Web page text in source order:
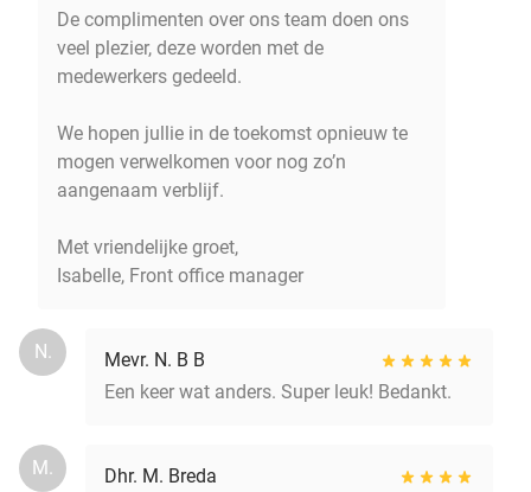
De complimenten over ons team doen ons
veel plezier, deze worden met de
medewerkers gedeeld.
We hopen jullie in de toekomst opnieuw te
mogen verwelkomen voor nog zo’n
aangenaam verblijf.
Met vriendelijke groet,
Isabelle, Front office manager
N.
Mevr. N. B B
Een keer wat anders. Super leuk! Bedankt.
M. Dhr. M. Breda